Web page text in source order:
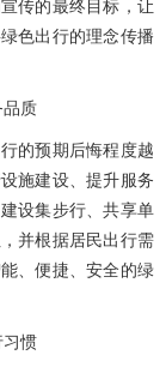
传的最终目标，让
色出行的理念传播
品质
的预期后悔程度越
施建设、提升服务
设集步行、共享单
并根据居民出行需
、便捷、安全的绿
习惯